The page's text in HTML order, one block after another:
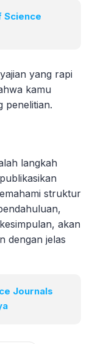
Science
yang rapi
kamu
penelitian.
langkah
struktur
akan
dengan jelas
Journals